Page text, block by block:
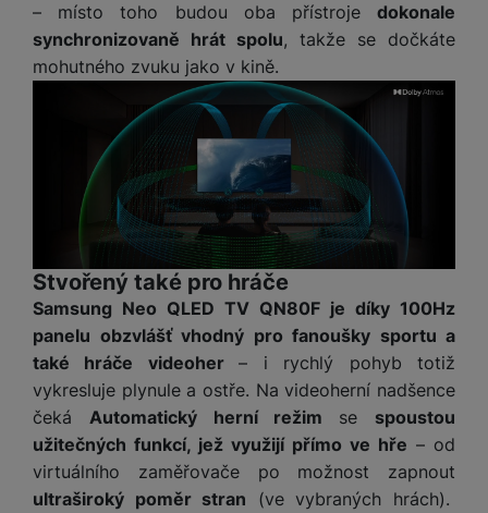
– místo toho budou oba přístroje dokonale
synchronizovaně hrát spolu, takže se dočkáte
mohutného zvuku jako v kině.
Stvořený také pro hráče
Samsung Neo QLED TV QN80F je díky 100Hz
panelu obzvlášť vhodný pro fanoušky sportu a
také hráče videoher– i rychlý pohyb totiž
vykresluje plynule a ostře. Na videoherní nadšence
čeká Automatický herní režim se spoustou
užitečných funkcí, jež využijí přímo ve hře – od
virtuálního zaměřovače po možnost zapnout
ultraširoký poměr stran (ve vybraných hrách).